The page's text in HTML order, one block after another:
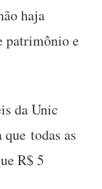
haja
patrimônio e
da Unic
todas as
R$ 5